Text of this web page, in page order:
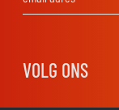
VOLG ONS